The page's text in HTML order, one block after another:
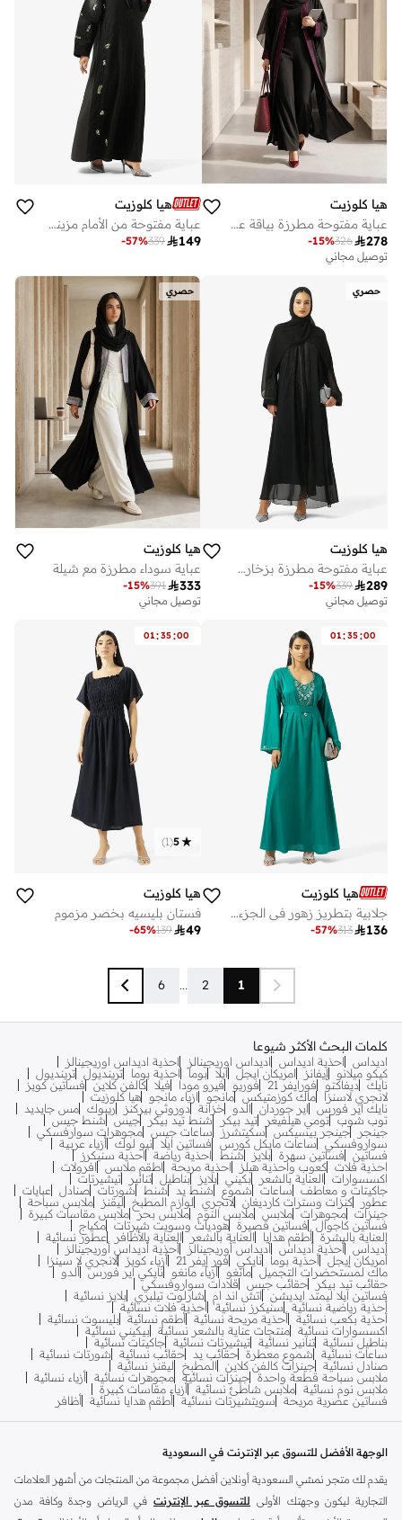
هيا كلوزيت
عباية مفتوحة مطرزة بياقة على شكل حرف
278
326
-15%
توصيل مجاني
هيا كلوزيت
عباية مفتوحة من الأمام مزينة مع ياقة لابيل
149
339
-57%
حصري
هيا كلوزيت
عباية مفتوحة مطرزة بزخارف زهرية وياقة على شكل حرف
289
339
-15%
توصيل مجاني
حصري
هيا كلوزيت
عباية سوداء مطرزة مع شيلة
333
391
-15%
توصيل مجاني
01:35:00
هيا كلوزيت
جلابية بتطريز زهور في الجزء الأمامي مع حزام
136
313
-57%
01:35:00
5
(
1
)
هيا كلوزيت
فستان بليسيه بخصر مزموم
49
139
-65%
1
2
...
6
كلمات البحث الأكثر شيوعا
اديداس احذية اديداس اديداس اوريجينالز
احذية اديداس اوريجينالز
كيكو ميلانو
إيفانز امريكان ايجل ايلا بوما احذية بوما ترينديول ترينديول
نايك ديفاكتو فورايفر 21 فوريو فيرو مودا فيلا كالفن كلاين فساتين كويز
لانجري لاسنزا
ماك كوزمتيكس مانجو ازياء مانجو
هيا كلوزيت
نايك اير فورس
اير جوردان الدو خزانة دوروثي بيركنز ريبوك مس جايديد
توب شوب تومي هيلفيغر تيد بيكر شنط تيد بيكر جيس شنط جيس
جينجر
جينجر بيسيكس سكيتشرز ساعات جيس مجوهرات سوارفسكي
سواروفسكي
ساعات مايكل كورس فساتين ايلا نيو لوك أزياء عربية
فساتين
فساتين سهرة بلايز شنط احذية رياضة
احذية سنيكرز
احذية فلات كعوب واحذية هيلز احذية مريحة اطقم ملابس
افرولات
اكسسوارات
العناية بالشعر بكيني بلايز بناطيل تنانير
تيشيرتات
جاكيتات و معاطف
ساعات شموع شنط يد شنط شورتات صنادل
عبايات
عطور
كنزات وسترات كارديغان لانجري لوازم المطبخ ليقنز
ملابس سباحة
جينزات مجوهرات ملابس ملابس النوم ملابس بحر ملابس مقاسات كبيرة
فساتين كاجوال
فساتين قصيرة هوديات وسويت شيرتات مكياج
العناية بالبشرة أطقم هدايا العناية بالشعر العناية بالأظافر
عطور نسائية
أديداس أحذية أديداس أديداس أوريجينالز
أحذية أديداس أوريجينالز
أمريكان إيجل أحذية بوما نايكي فور إيفر 21 أزياء كويز
لانجري لا سينزا
ماك لمستحضرات التجميل مانغو أزياء مانغو نايكي اير فورس ألدو
حقائب تيد بيكر حقائب جيس
قلادات سواروفسكي
فساتين ايلا ليمتد ايديشن اتش اند ام شارلوت تيلبري بلايز نسائية
أحذية رياضية نسائية
سنيكرز نسائية أحذية فلات نسائية
أحذية بكعب نسائية أحذية مريحة نسائية أطقم نسائية بليسوت نسائية
اكسسوارات نسائية منتجات عناية بالشعر نسائية بيكيني نسائية
بناطيل نسائية تنانير نسائية تيشيرتات نسائية جاكيتات نسائية
ساعات نسائية
شموع معطرة حقائب يد حقائب نسائية
شورتات نسائية
صنادل نسائية جينزات كالفن كلاين المطبخ
ليقنز نسائية
ملابس سباحة قطعة واحدة جينزات نسائية مجوهرات نسائية أزياء نسائية
ملابس نوم نسائية ملابس شاطئ نسائية أزياء مقاسات كبيرة
فساتين عصرية مريحة
سويتشيرتات نسائية أطقم هدايا نسائية أظافر
الوجهة الأفضل للتسوق عبر الإنترنت في السعودية
يقدم لك متجر نمشي السعودية أونلاين أفضل مجموعة من المنتجات من أشهر العلامات
التجارية ليكون وجهتك الأولى للتسوق عبر الإنترنت في الرياض وجدة وكافة مدن